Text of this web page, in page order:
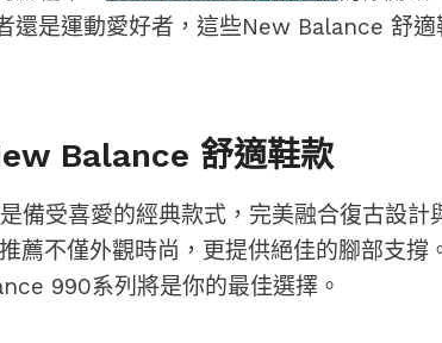
還是運動愛好者，這些New Balance 舒
Balance 舒適鞋款
備受喜愛的經典款式，完美融合復古設計
薦不僅外觀時尚，更提供絕佳的腳部支撐
990系列將是你的最佳選擇。